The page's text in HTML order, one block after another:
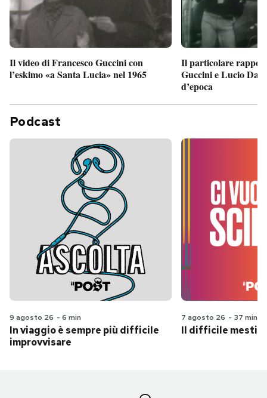
Il video di Francesco Guccini con
l’eskimo «a Santa Lucia» nel 1965
Il particolare
Guccini e Lucio
d’epoca
Podcast
9 agosto 26 - 6 min
In viaggio è sempre più difficile
improvvisare
7 agosto 26 - 37 min
Il difficile